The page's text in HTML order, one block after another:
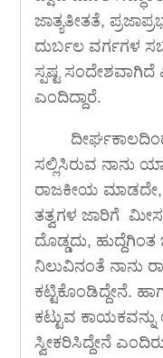
ಜಾತ್ಯತೀತತೆ,
ದುರ್ಬಲ ವರ್ಗಗಳ
ಸ್ಪಷ್ಟ ಸಂದೇಶವಾಗಿದೆ
ಎಂದಿದ್ದಾರೆ.
ಸಲ್ಲಿಸಿರುವ ನಾನು
ರಾಜಕೀಯ ಮಾಡದೇ,
ತತ್ವಗಳ ಜಾರಿಗೆ
ದೊಡ್ಡದು,
ನಿಲುವಿನಂತೆ ನಾನು
ಕಟ್ಟಿಕೊಂಡಿದ್ದೇನೆ.
ಕಟ್ಟುವ
ಸ್ವೀಕರಿಸಿದ್ದೇನೆ